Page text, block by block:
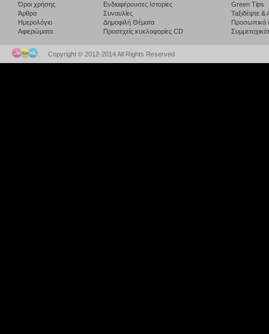
Όροι χρήσης
Άρθρα
Ημερολόγιο
Αφιερώματα
Ενδιαφέρουσες Ιστορίες
Συναυλίες
Δημοφιλή Θέματα
Προσεχείς κυκλοφορίες CD
Green Tips
Taξιδέψτε
Προσωπικά
Copyright © 2012-2014 All Rights Reserved